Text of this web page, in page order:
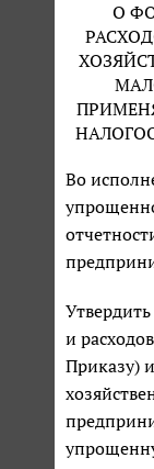
О
Во
и
Приказу)